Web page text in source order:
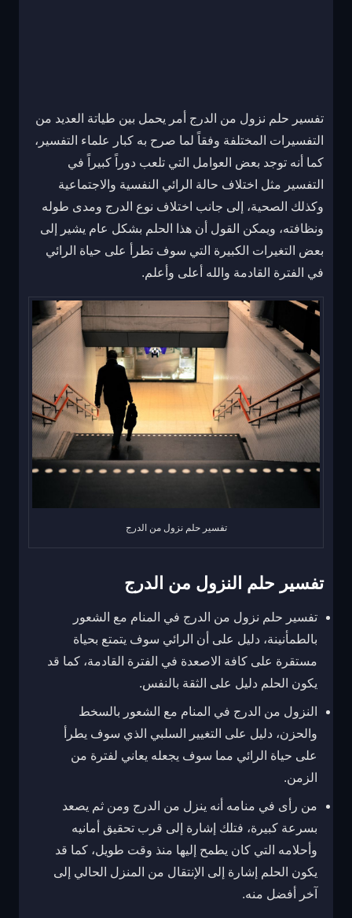
تفسير حلم نزول من الدرج أمر يحمل بين طياتة العديد من
التفسيرات المختلفة وفقاً لما صرح به كبار علماء التفسير،
كما أنه توجد بعض العوامل التي تلعب دوراً كبيراً في
التفسير مثل اختلاف حالة الرائي النفسية والاجتماعية
وكذلك الصحية، إلى جانب اختلاف نوع الدرج ومدى طوله
ونظافته، ويمكن القول أن هذا الحلم بشكل عام يشير إلى
بعض التغيرات الكبيرة التي سوف تطرأ على حياة الرائي
في الفترة القادمة والله أعلى وأعلم.
تفسير حلم نزول من الدرج
تفسير حلم النزول من الدرج
تفسير حلم نزول من الدرج في المنام مع الشعور
بالطمأنينة، دليل على أن الرائي سوف يتمتع بحياة
مستقرة على كافة الاصعدة في الفترة القادمة، كما قد
يكون الحلم دليل على الثقة بالنفس.
النزول من الدرج في المنام مع الشعور بالسخط
والحزن، دليل على التغيير السلبي الذي سوف يطرأ
على حياة الرائي مما سوف يجعله يعاني لفترة من
الزمن.
من رأى في منامه أنه ينزل من الدرج ومن ثم يصعد
بسرعة كبيرة، فتلك إشارة إلى قرب تحقيق أمانيه
وأحلامه التي كان يطمح إليها منذ وقت طويل، كما قد
يكون الحلم إشارة إلى الإنتقال من المنزل الحالي إلى
آخر أفضل منه.